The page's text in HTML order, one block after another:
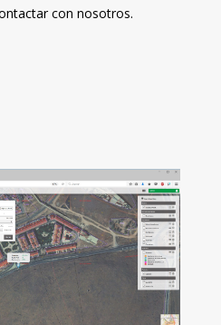
con nosotros.